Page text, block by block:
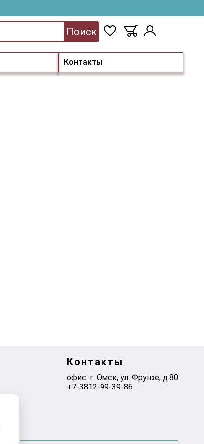
Контакты
Поиск
Контакты
офис: г. Омск, ул. Фрунзе, д.80
+7-3812-99-39-86